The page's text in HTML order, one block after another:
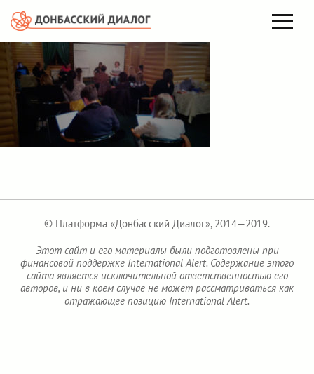
© Платформа «Донбасский Диалог», 2014—2019.
Этот сайт и его материалы были подготовлены при
финансовой поддержке International Alert. Содержание этого
сайта является исключительной ответственностью его
авторов, и ни в коем случае не может рассматриваться как
отражающее позицию International Alert.